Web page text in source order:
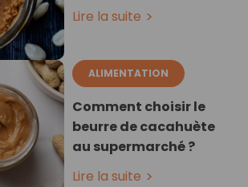
Lire la suite
ALIMENTATION
Comment choisir le
beurre de cacahuète
au supermarché ?
Lire la suite